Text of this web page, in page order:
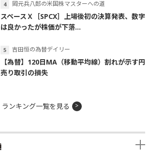
岡元兵八郎の米国株マスターへの道
スペースＸ［SPCX］上場後初の決算発表、数字
は良かったが株価が下落...
吉田恒の為替デイリー
【為替】120日MA（移動平均線）割れが示す円
売り取引の損失
ランキング一覧を見る